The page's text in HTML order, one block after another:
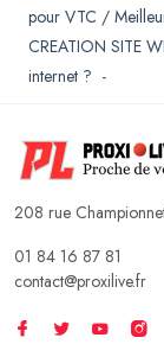
pour VTC /
CREATION SITE
internet ? -
208 rue
01 84 16 87 81
contact@proxilive.fr